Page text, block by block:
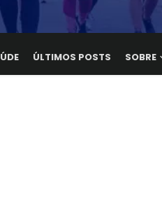
ÚLTIMOS POSTS SOBRE